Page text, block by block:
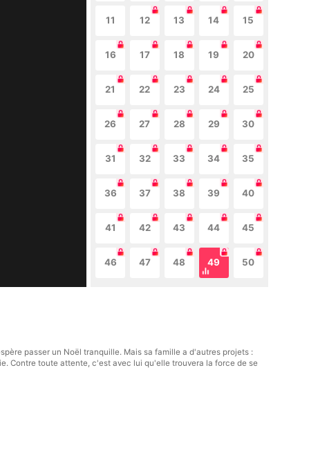
11 12 13 14 15
16 17 18 19 20
21 22 23 24 25
26 27 28 29 30
31 32 33 34 35
36 37 38 39 40
41 42 43 44 45
46 47 48 49 50
passer un Noël tranquille. Mais sa famille a d'autres projets :
Contre toute attente, c'est avec lui qu'elle trouvera la force de se